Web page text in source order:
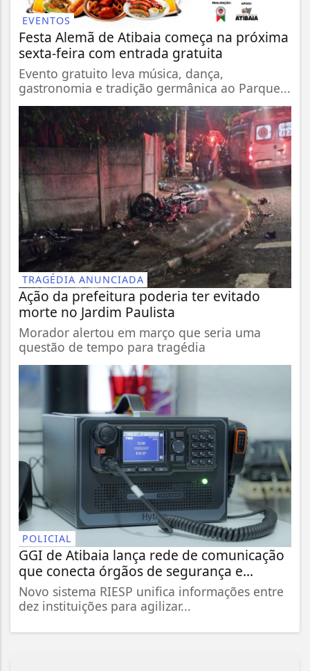
EVENTOS
Festa Alemã de Atibaia começa na próxima
sexta-feira com entrada gratuita
Evento gratuito leva música, dança,
gastronomia e tradição germânica ao Parque...
TRAGÉDIA ANUNCIADA
Ação da prefeitura poderia ter evitado
morte no Jardim Paulista
Morador alertou em março que seria uma
questão de tempo para tragédia
POLICIAL
GGI de Atibaia lança rede de comunicação
que conecta órgãos de segurança e...
Novo sistema RIESP unifica informações entre
dez instituições para agilizar...